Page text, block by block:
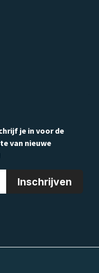
je in voor de
van nieuwe
Inschrijven